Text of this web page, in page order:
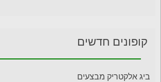
קופונים חדשים
ביג אלקטריק מבצעים